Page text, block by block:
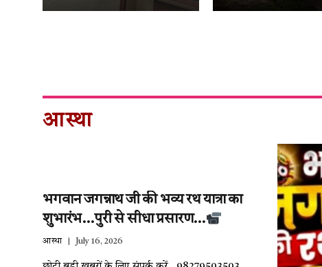
आस्था
भगवान जगन्नाथ जी की भव्य रथ यात्रा का
शुभारंभ…पुरी से सीधा प्रसारण…
आस्था July 16, 2026